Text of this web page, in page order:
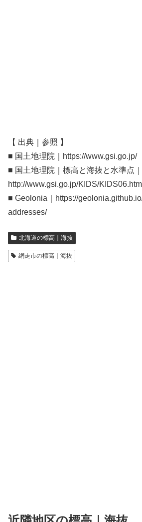
【 出典｜参照 】
■ 国土地理院｜https://www.gsi.go.jp/
■ 国土地理院｜標高と海抜と水準点｜
http://www.gsi.go.jp/KIDS/KIDS06.html
■ Geolonia｜https://
addresses/
北海道の標高｜海抜
網走市の標高｜海抜